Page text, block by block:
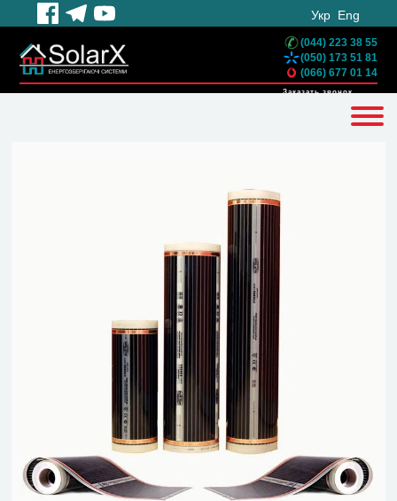
Укр Eng
(044) 223 38 55
(050) 173 51 81
(066) 677 01 14
Заказать звонок